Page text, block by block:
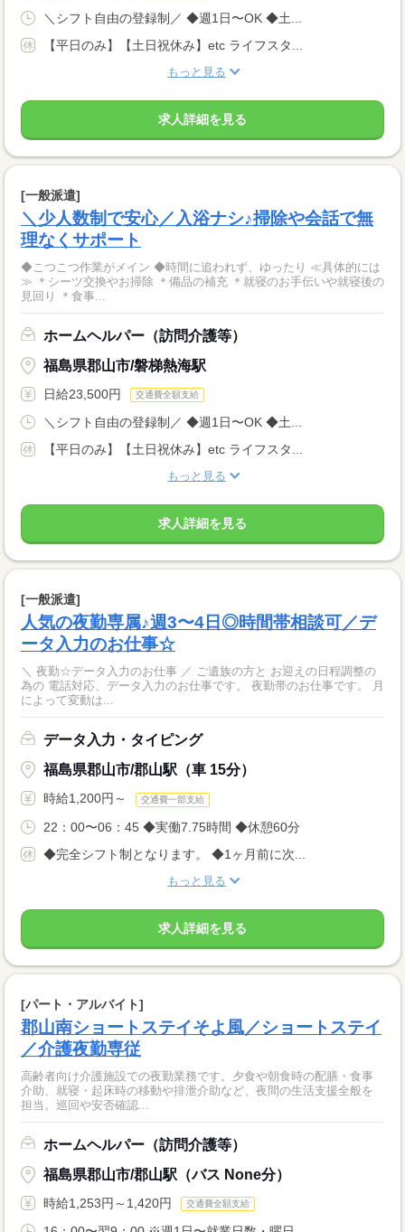
＼シフト自由の登録制／ ◆週1日〜OK ◆土...
【平日のみ】【土日祝休み】etc ライフスタ...
もっと見る
求人詳細を見る
[一般派遣]
＼少人数制で安心／入浴ナシ♪掃除や会話で無
理なくサポート
◆こつこつ作業がメイン ◆時間に追われず、ゆったり ≪具体的には
≫ ＊シーツ交換やお掃除 ＊備品の補充 ＊就寝のお手伝いや就寝後の
見回り ＊食事...
ホームヘルパー（訪問介護等）
福島県郡山市/磐梯熱海駅
日給23,500円 交通費全額支給
＼シフト自由の登録制／ ◆週1日〜OK ◆土...
【平日のみ】【土日祝休み】etc ライフスタ...
もっと見る
求人詳細を見る
[一般派遣]
人気の夜勤専属♪週3〜4日◎時間帯相談可／デ
ータ入力のお仕事☆
＼ 夜勤☆データ入力のお仕事 ／ ご遺族の方と お迎えの日程調整の
為の 電話対応、データ入力のお仕事です。 夜勤帯のお仕事です。 月
によって変動は...
データ入力・タイピング
福島県郡山市/郡山駅（車 15分）
時給1,200円～ 交通費一部支給
22：00〜06：45 ◆実働7.75時間 ◆休憩60分
◆完全シフト制となります。 ◆1ヶ月前に次...
もっと見る
求人詳細を見る
[パート・アルバイト]
郡山南ショートステイそよ風／ショートステイ
／介護夜勤専従
高齢者向け介護施設での夜勤業務です。夕食や朝食時の配膳・食事
介助、就寝・起床時の移動や排泄介助など、夜間の生活支援全般を
担当。巡回や安否確認...
ホームヘルパー（訪問介護等）
福島県郡山市/郡山駅（バス None分）
時給1,253円～1,420円 交通費全額支給